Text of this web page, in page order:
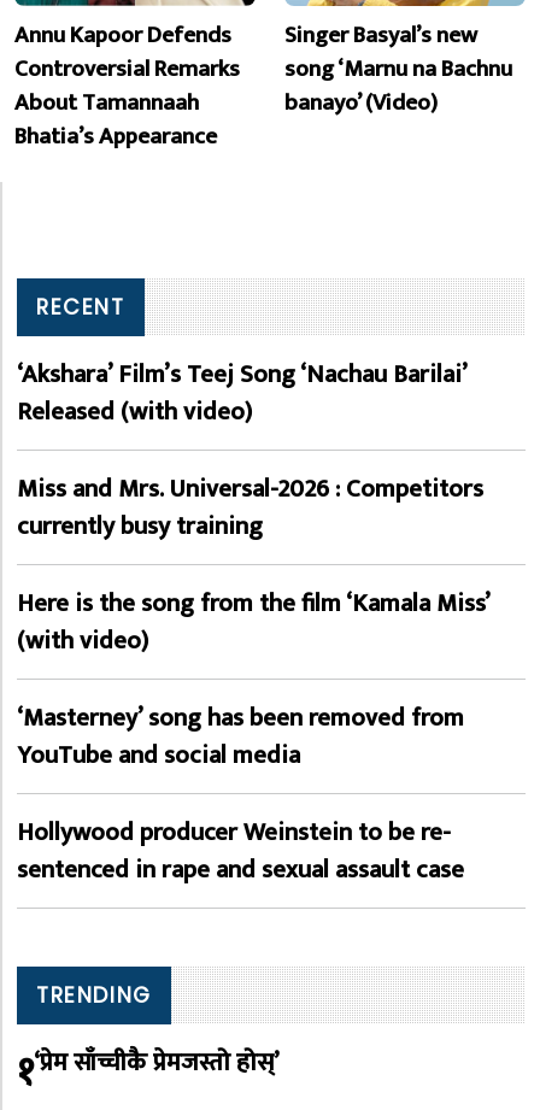
Annu Kapoor Defends
Controversial Remarks
About Tamannaah
Bhatia’s Appearance
Singer Basyal’s new
song ‘Marnu na Bachnu
banayo’ (Video)
RECENT
‘Akshara’ Film’s Teej Song ‘Nachau Barilai’
Released (with video)
Miss and Mrs. Universal-2026 : Competitors
currently busy training
Here is the song from the film ‘Kamala Miss’
(with video)
‘Masterney’ song has been removed from
YouTube and social media
Hollywood producer Weinstein to be re-
sentenced in rape and sexual assault case
TRENDING
१‘प्रेम साँच्चीकै प्रेमजस्तो होस्’